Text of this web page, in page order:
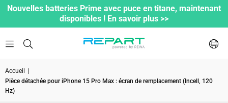
Nouvelles batteries Prime avec puce en titane, maintenant
disponibles ! En savoir plus >>
Accueil
Pièce détachée pour iPhone 15 Pro Max : écran de remplacement (Incell, 120
Hz)